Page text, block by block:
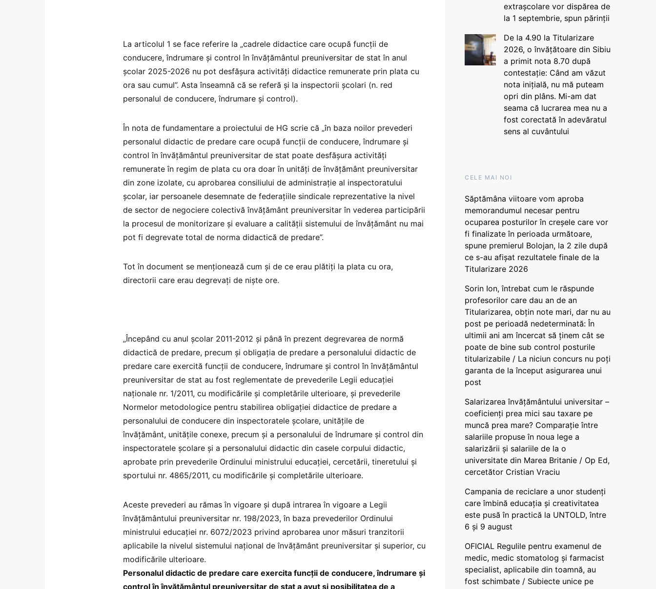
La articolul 1 se face referire la „cadrele didactice care ocupă funcții de
conducere, îndrumare și control în învățământul preuniversitar de stat în anul
școlar 2025-2026 nu pot desfășura activități didactice remunerate prin plata cu
ora sau cumul”. Asta înseamnă că se referă și la inspectorii școlari (n. red
personalul de conducere, îndrumare și control).
În nota de fundamentare a proiectului de HG scrie că „în baza noilor prevederi
personalul didactic de predare care ocupă funcții de conducere, îndrumare și
control în învățământul preuniversitar de stat poate desfăşura activităţi
remunerate în regim de plata cu ora doar în unități de învățământ preuniversitar
din zone izolate, cu aprobarea consiliului de administrație al inspectoratului
școlar, iar persoanele desemnate de federațiile sindicale reprezentative la nivel
de sector de negociere colectivă învățământ preuniversitar în vederea participării
la procesul de monitorizare și evaluare a calității sistemului de învățământ nu mai
pot fi degrevate total de norma didactică de predare”.
Tot în document se menționează cum și de ce erau plătiți la plata cu ora,
directorii care erau degrevați de niște ore.
„Începând cu anul şcolar 2011-2012 şi până în prezent degrevarea de normă
didactică de predare, precum şi obligaţia de predare a personalului didactic de
predare care exercită funcții de conducere, îndrumare și control în învățământul
preuniversitar de stat au fost reglementate de prevederile Legii educaţiei
naţionale nr. 1/2011, cu modificările şi completările ulterioare, şi prevederile
Normelor metodologice pentru stabilirea obligaţiei didactice de predare a
personalului de conducere din inspectoratele şcolare, unităţile de
învăţământ, unităţile conexe, precum şi a personalului de îndrumare şi control din
inspectoratele şcolare şi a personalului didactic din casele corpului didactic,
aprobate prin prevederile Ordinului ministrului educaţiei, cercetării, tineretului şi
sportului nr. 4865/2011, cu modificările şi completările ulterioare.
Aceste prevederi au rămas în vigoare şi după intrarea în vigoare a Legii
învăţământului preuniversitar nr. 198/2023, în baza prevederilor Ordinului
ministrului educației nr. 6072/2023 privind aprobarea unor măsuri tranzitorii
aplicabile la nivelul sistemului național de învățământ preuniversitar și superior, cu
modificările ulterioare.
Personalul didactic de predare care exercita funcții de conducere, îndrumare și
control în învățământul preuniversitar de stat a avut şi posibilitatea de a
extrașcolare vor dispărea de
la 1 septembrie, spun părinții
De la 4.90 la Titularizare
2026, o învățătoare din Sibiu
a primit nota 8.70 după
contestație: Când am văzut
nota inițială, nu mă puteam
opri din plâns. Mi-am dat
seama că lucrarea mea nu a
fost corectată în adevăratul
sens al cuvântului
CELE MAI NOI
Săptămâna viitoare vom aproba
memorandumul necesar pentru
ocuparea posturilor în creșele care vor
fi finalizate în perioada următoare,
spune premierul Bolojan, la 2 zile după
ce s-au afișat rezultatele finale de la
Titularizare 2026
Sorin Ion, întrebat cum le răspunde
profesorilor care dau an de an
Titularizarea, obțin note mari, dar nu au
post pe perioadă nedeterminată: În
ultimii ani am încercat să ținem cât se
poate de bine sub control posturile
titularizabile / La niciun concurs nu poți
garanta de la început asigurarea unui
post
Salarizarea învățământului universitar –
coeficienți prea mici sau taxare pe
muncă prea mare? Comparație între
salariile propuse în noua lege a
salarizării și salariile de la o
universitate din Marea Britanie / Op Ed,
cercetător Cristian Vraciu
Campania de reciclare a unor studenți
care îmbină educația și creativitatea
este pusă în practică la UNTOLD, între
6 și 9 august
OFICIAL Regulile pentru examenul de
medic, medic stomatolog și farmacist
specialist, aplicabile din toamnă, au
fost schimbate / Subiecte unice pe